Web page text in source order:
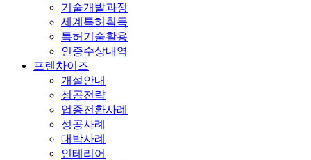
기술개발과정
세계특허획득
특허기술활용
인증수상내역
프렌차이즈
개설안내
성공전략
업종전환사례
성공사례
대박사례
인테리어